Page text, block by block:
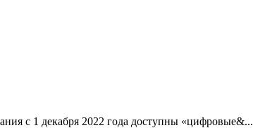
с 1 декабря 2022 года доступны «цифровые&...